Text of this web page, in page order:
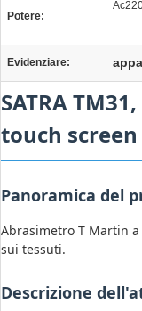
Potere:
Evidenziare:
SATRA
touch screen
Panoramica del
Abrasimetro T Martin
sui tessuti.
Descrizione